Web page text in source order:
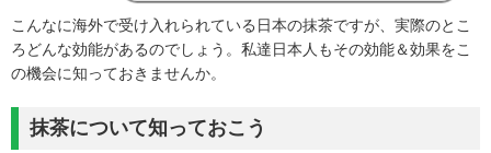
こんなに海外で受け入れられている日本の抹茶ですが、実際のとこ
ろどんな効能があるのでしょう。私達日本人もその効能＆効果をこ
の機会に知っておきませんか。
抹茶について知っておこう